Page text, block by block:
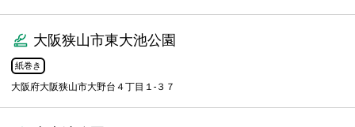
大阪狭山市東大池公園
紙巻き
大阪府大阪狭山市大野台４丁目１-３７